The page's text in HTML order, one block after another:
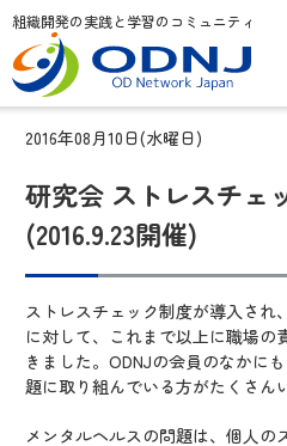
組織開発の実践と学習のコミュニティ
2016年08月10日(水曜日)
研究会 ストレスチェ
(2016.9.23開催)
ストレスチェック制度が導入され
に対して、これまで以上に職場の
きました。ODNJの会員のなかに
題に取り組んでいる方がたくさん
メンタルヘルスの問題は、個人の